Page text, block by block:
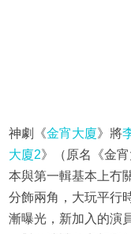
神劇《金宵大廈》將
大廈2》（原名《金
本與第一輯基本上冇
分飾兩角，大玩平行
漸曝光，新加入的演